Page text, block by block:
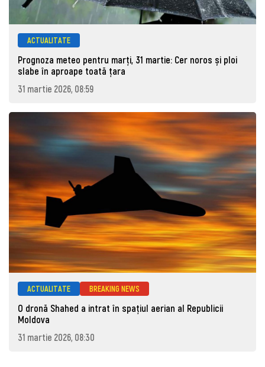
ACTUALITATE
Prognoza meteo pentru marţi, 31 martie: Cer noros și ploi
slabe în aproape toată țara
31 martie 2026, 08:59
ACTUALITATE BREAKING NEWS
O dronă Shahed a intrat în spațiul aerian al Republicii
Moldova
31 martie 2026, 08:30